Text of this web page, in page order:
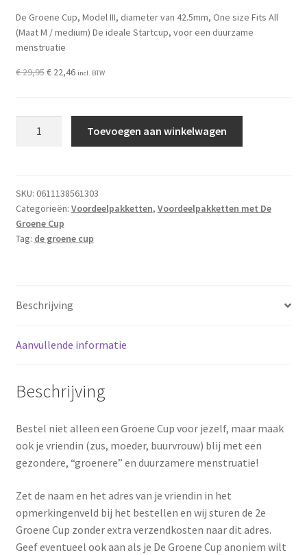
De Groene Cup, Model III, diameter van 42.5mm, One size Fits All
(Maat M / medium) De ideale Startcup, voor een duurzame
menstruatie
€29,95Oorspronkelijke
€ 29,95.
€22,46Huidige
€ 22,46.
incl. BTW
aantal
Toevoegen aan winkelwagen
SKU: 0611138561303
Categorieën: Voordeelpakketten, Voordeelpakketten met De
Groene Cup
Tag: de groene cup
Beschrijving
Aanvullende informatie
Beschrijving
Bestel niet alleen een Groene Cup voor jezelf, maar maak
ook je vriendin (zus, moeder, buurvrouw) blij met een
gezondere, “groenere” en duurzamere menstruatie!
Zet de naam en het adres van je vriendin in het
opmerkingenveld bij het bestellen en wij sturen de 2e
Groene Cup zonder extra verzendkosten naar dit adres.
Geef eventueel ook aan als je De Groene Cup anoniem wilt